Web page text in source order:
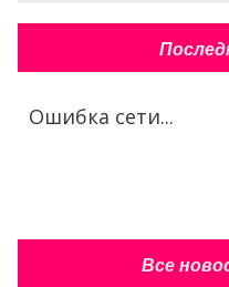
Ошибка сети...
Все